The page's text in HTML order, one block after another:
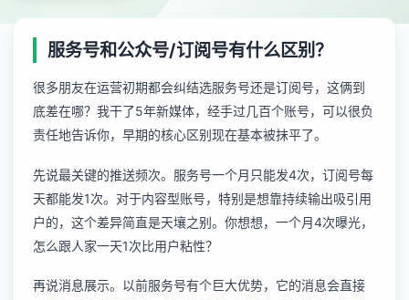
服务号和公众号/订阅号有什么区别？
很多朋友在运营初期都会纠结选服务号还是订阅号，这俩到
底差在哪？我干了5年新媒体，经手过几百个账号，可以很负
责任地告诉你，早期的核心区别现在基本被抹平了。
先说最关键的推送频次。服务号一个月只能发4次，订阅号每
天都能发1次。对于内容型账号，特别是想靠持续输出吸引用
户的，这个差异简直是天壤之别。你想想，一个月4次曝光，
怎么跟人家一天1次比用户粘性？
再说消息展示。以前服务号有个巨大优势，它的消息会直接